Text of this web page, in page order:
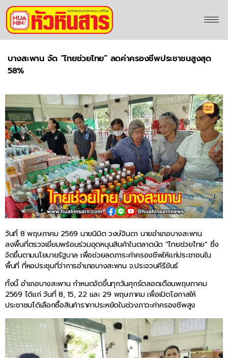
บางสะพาน จัด “ไทยช่วยไทย” ลดค่าครองชีพประชาชนสูงสุด
58%
วันที่ 8 พฤษภาคม 2569 นายนิมิต วงษ์จินดา นายอำเภอบางสะพาน
ลงพื้นที่ตรวจเยี่ยมพร้อมร่วมอุดหนุนสินค้าในตลาดนัด “ไทยช่วยไทย” ซึ่ง
จัดขึ้นตามนโยบายรัฐบาล เพื่อช่วยลดภาระค่าครองชีพให้แก่ประชาชนใน
พื้นที่ ที่หอประชุมที่ว่าการอำเภอบางสะพาน จ.ประจวบคีรีขันธ์
ทั้งนี้ อำเภอบางสะพาน กำหนดจัดขึ้นทุกวันศุกร์ตลอดเดือนพฤษภาคม
2569 ได้แก่ วันที่ 8, 15, 22 และ 29 พฤษภาคม เพื่อเปิดโอกาสให้
ประชาชนได้เลือกซื้อสินค้าราคาประหยัดในช่วงภาวะค่าครองชีพสูง